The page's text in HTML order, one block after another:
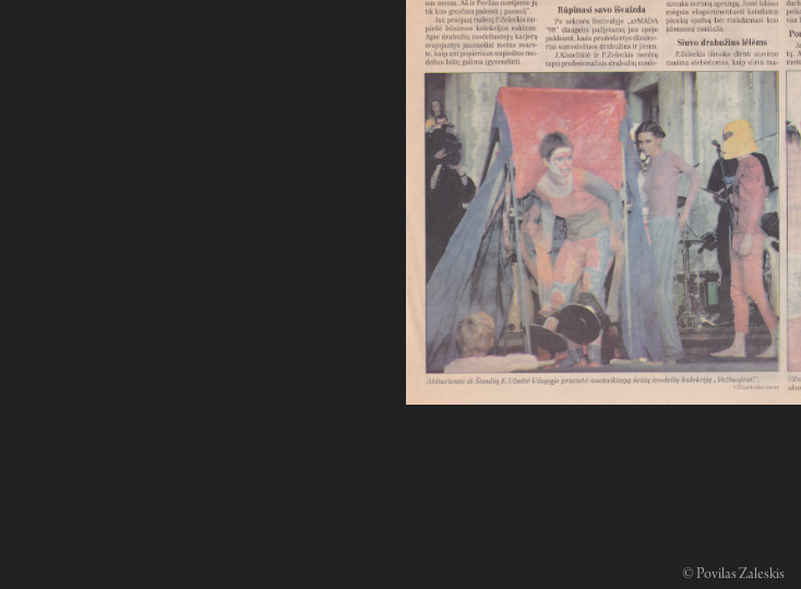
©Povilas Zaleskis